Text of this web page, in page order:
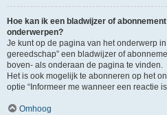
Hoe kan ik een bladwijzer of
onderwerpen?
Je kunt op de pagina van het onderwerp
gereedschap” een bladwijzer of
boven- als onderaan de pagina te vinden.
Het is ook mogelijk te abonneren op het
optie “Informeer me wanneer een reactie
Omhoog